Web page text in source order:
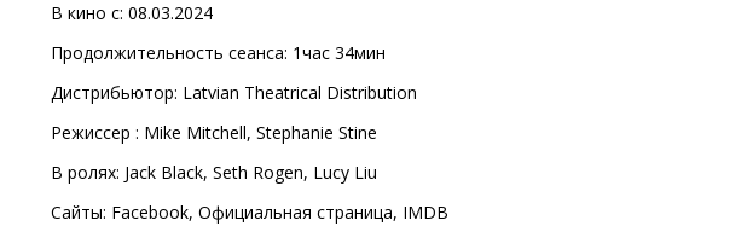
В кино с: 08.03.2024
Продолжительность сеанса: 1час 34мин
Дистрибьютор: Latvian Theatrical Distribution
Pежиссер : Mike Mitchell, Stephanie Stine
В ролях: Jack Black, Seth Rogen, Lucy Liu
Сайты: Facebook, Официальная страница, IMDB